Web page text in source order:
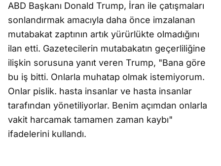
ABD Başkanı Donald Trump, İran ile çatışmaları
sonlandırmak amacıyla daha önce imzalanan
mutabakat zaptının artık yürürlükte olmadığını
ilan etti. Gazetecilerin mutabakatın geçerliliğine
ilişkin sorusuna yanıt veren Trump, "Bana göre
bu iş bitti. Onlarla muhatap olmak istemiyorum.
Onlar pislik. hasta insanlar ve hasta insanlar
tarafından yönetiliyorlar. Benim açımdan onlarla
vakit harcamak tamamen zaman kaybı"
ifadelerini kullandı.